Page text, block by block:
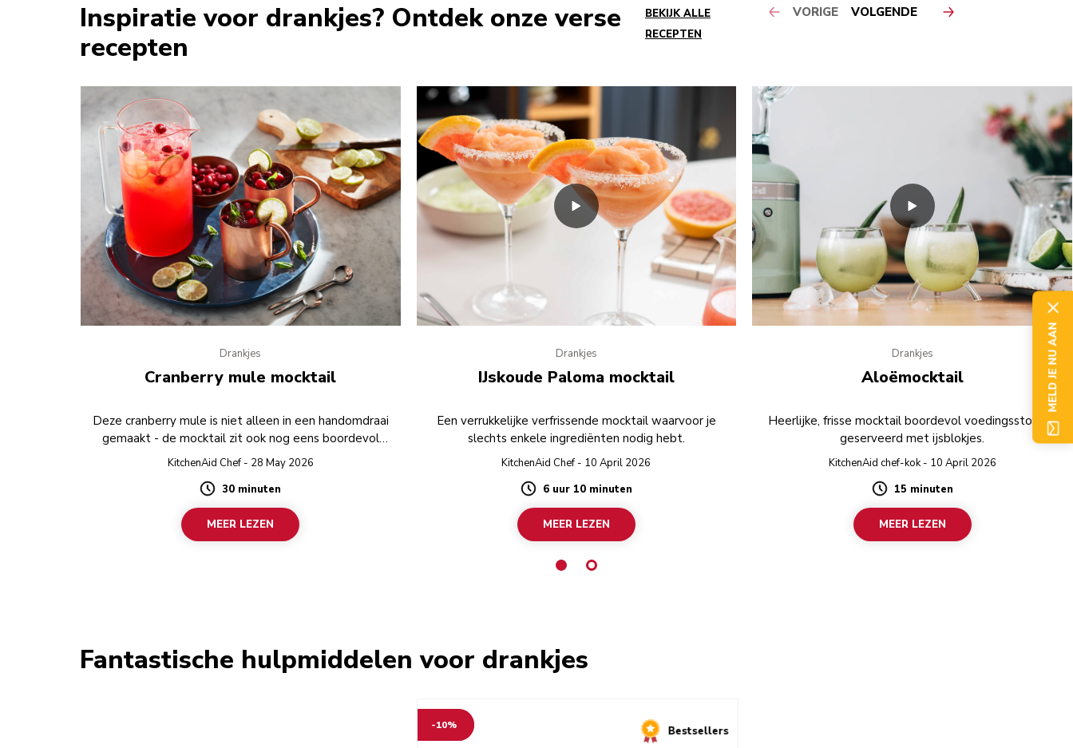
Inspiratie voor drankjes? Ontdek onze verse
recepten
BEKIJK ALLE
RECEPTEN
VORIGE VOLGENDE
Drankjes
Cranberry mule mocktail
Deze cranberry mule is niet alleen in een handomdraai
gemaakt - de mocktail zit ook nog eens boordevol
fruitige aroma’s.
KitchenAid Chef - 28 May 2026
Duration
30 minuten
MEER LEZEN
Drankjes
IJskoude Paloma mocktail
Een verrukkelijke verfrissende mocktail waarvoor je
slechts enkele ingrediënten nodig hebt.
KitchenAid Chef - 10 April 2026
Duration6 uur 10 minuten
MEER LEZEN
Drankjes
Aloëmocktail
Heerlijke, frisse mocktail boordevol voedingsstoffen,
geserveerd met ijsblokjes.
KitchenAid chef-kok - 10 April 2026
Duration
15 minuten
MEER LEZEN
Fantastische hulpmiddelen voor drankjes
-10% Bestsellers
MELD JE NU AAN